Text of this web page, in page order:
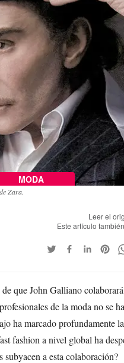
MODA
Zara.
Leer el
Este artículo
que John Galliano
de la moda no se
ha marcado profundamente
fashion a nivel global ha
subyacen a esta colaboración?